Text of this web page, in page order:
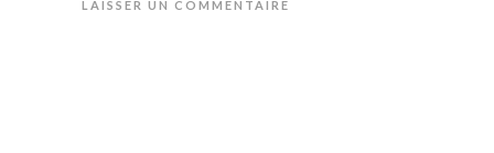
LAISSER UN COMMENTAIRE